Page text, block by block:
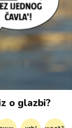
o glazbi?